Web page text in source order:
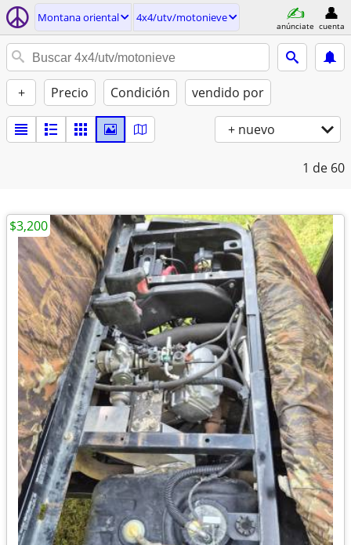
Montana oriental 4x4/utv/motonieve
anúnciate cuenta
+ Precio Condición vendido por
+ nuevo
1 de 60
$3,200